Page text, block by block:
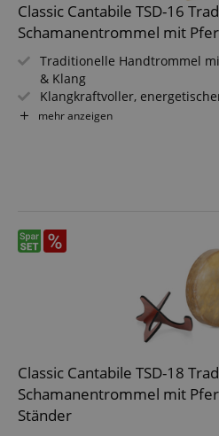
Classic Cantabile TSD-16
Schamanentrommel mit
Traditionelle Handtrommel
& Klang
Klangkraftvoller,
& Rituale
Größe: 16" (Ø 41 cm) für
Inklusive Haltevorrichtung -
Ideal für Klangtherapie,
mehr anzeigen
Classic Cantabile TSD-18
Schamanentrommel mit
Ständer
Datenschutzerklärung